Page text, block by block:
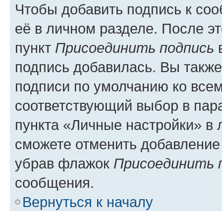
Чтобы добавить подпись к
её в личном разделе. После
пункт Присоединить подпись
подпись добавилась. Вы
подписи по умолчанию ко
соответствующий выбор в
пункта «Личные настройки»
сможете отменить
убрав флажок Присоединить
сообщения.
Вернуться к началу